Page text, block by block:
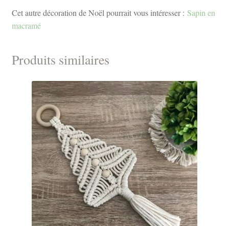
Cet autre décoration de Noël pourrait vous intéresser : Sapin en
macramé
Produits similaires